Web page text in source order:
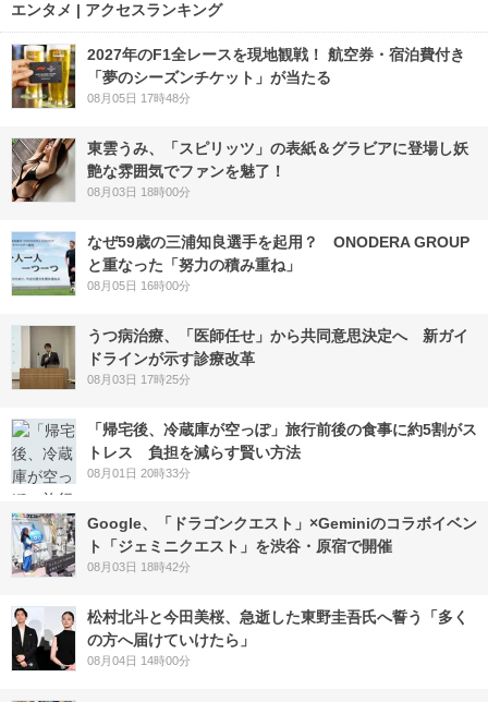
エンタメ | アクセスランキング
2027年のF1全レースを現地観戦！ 航空券・宿泊費付き
「夢のシーズンチケット」が当たる
08月05日 17時48分
東雲うみ、「スピリッツ」の表紙＆グラビアに登場し妖
艶な雰囲気でファンを魅了！
08月03日 18時00分
なぜ59歳の三浦知良選手を起用？ ONODERA GROUP
と重なった「努力の積み重ね」
08月05日 16時00分
うつ病治療、「医師任せ」から共同意思決定へ 新ガイ
ドラインが示す診療改革
08月03日 17時25分
「帰宅後、冷蔵庫が空っぽ」旅行前後の食事に約5割がス
トレス 負担を減らす賢い方法
08月01日 20時33分
Google、「ドラゴンクエスト」×Geminiのコラボイベン
ト「ジェミニクエスト」を渋谷・原宿で開催
08月03日 18時42分
松村北斗と今田美桜、急逝した東野圭吾氏へ誓う「多く
の方へ届けていけたら」
08月04日 14時00分